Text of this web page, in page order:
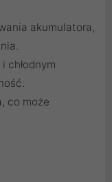
akumulatora,
chłodnym
co może